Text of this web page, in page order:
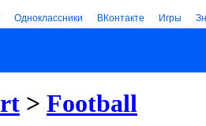
Одноклассники ВКонтакте Игры
> Football